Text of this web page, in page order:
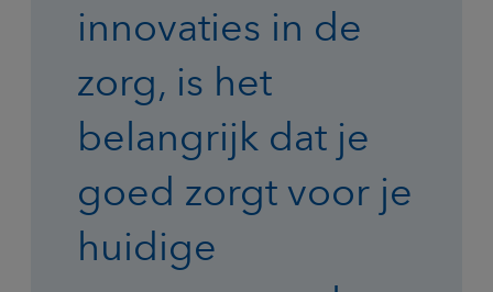
innovaties in de
zorg, is het
belangrijk dat je
goed zorgt voor je
huidige